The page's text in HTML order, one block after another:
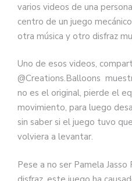
varios videos de una
centro de un juego
otra música y otro disfraz
Uno de esos videos,
@Creations.Balloons
no es el original, pierde el
movimiento, para luego
sin saber si el juego tuvo
volviera a levantar.
Pese a no ser Pamela